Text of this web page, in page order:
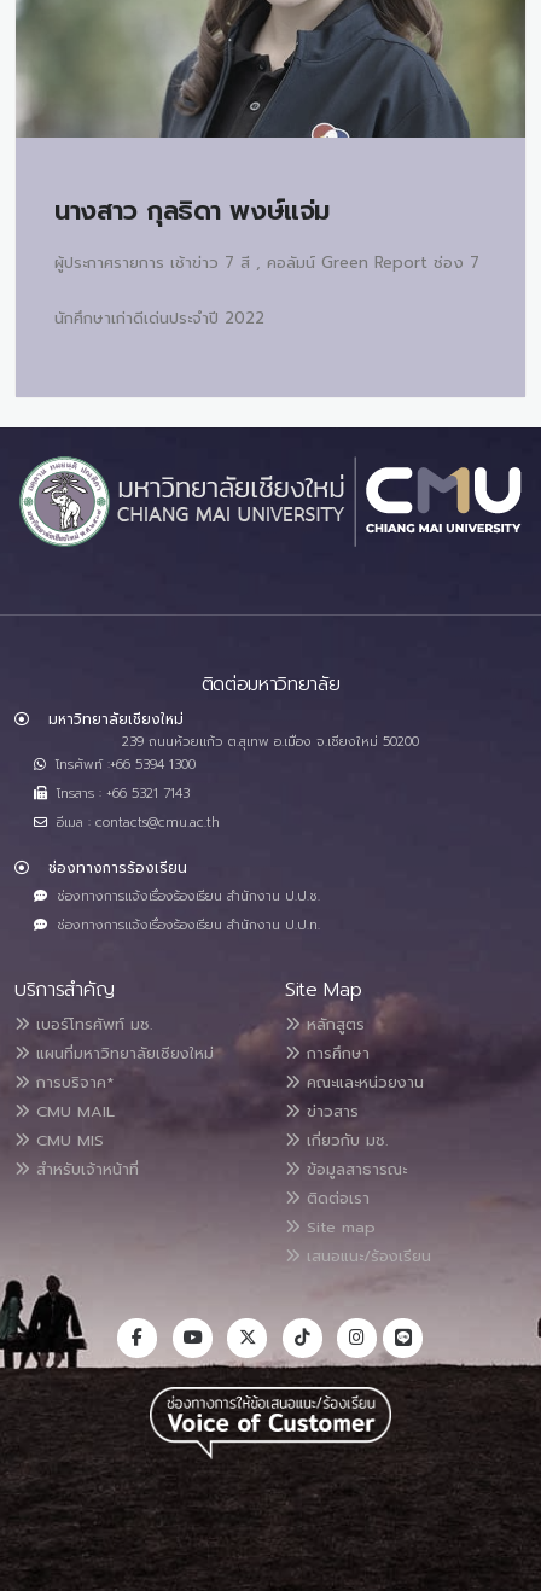
นางสาว กุลธิดา พงษ์แจ่ม
ผู้ประกาศรายการ เช้าข่าว 7 สี , คอลัมน์ Green Report ช่อง 7
นักศึกษาเก่าดีเด่นประจำปี 2022
ติดต่อมหาวิทยาลัย
มหาวิทยาลัยเชียงใหม่
239 ถนนห้วยแก้ว ต.สุเทพ อ.เมือง จ.เชียงใหม่ 50200
โทรศัพท์ :+66 5394 1300
โทรสาร : +66 5321 7143
อีเมล : contacts@cmu.ac.th
ช่องทางการร้องเรียน
ช่องทางการแจ้งเรื่องร้องเรียน สำนักงาน ป.ป.ช.
ช่องทางการแจ้งเรื่องร้องเรียน สำนักงาน ป.ป.ท.
บริการสำคัญ
เบอร์โทรศัพท์ มช.
แผนที่มหาวิทยาลัยเชียงใหม่
การบริจาค*
CMU MAIL
CMU MIS
สำหรับเจ้าหน้าที่
Site Map
หลักสูตร
การศึกษา
คณะและหน่วยงาน
ข่าวสาร
เกี่ยวกับ มช.
ข้อมูลสาธารณะ
ติดต่อเรา
Site map
เสนอแนะ/ร้องเรียน